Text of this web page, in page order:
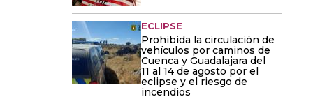
ECLIPSE
Prohibida la circulación de
vehículos por caminos de
Cuenca y Guadalajara del
11 al 14 de agosto por el
eclipse y el riesgo de
incendios